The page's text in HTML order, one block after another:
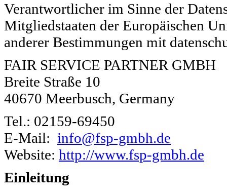
Verantwortlicher im Sinne der
Mitgliedstaaten der Europäischen
anderer Bestimmungen mit
FAIR SERVICE PARTNER GMBH
Breite Straße 10
40670 Meerbusch, Germany
Tel.: 02159-69450
E-Mail: info@fsp-gmbh.de
Website: http://www.fsp-gmbh.de
Einleitung